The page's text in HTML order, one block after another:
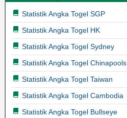
Statistik Angka Togel SGP
Statistik Angka Togel HK
Statistik Angka Togel Sydney
Statistik Angka Togel Chinapools
Statistik Angka Togel Taiwan
Statistik Angka Togel Cambodia
Statistik Angka Togel Bullseye